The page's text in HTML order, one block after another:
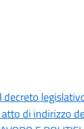
di indirizzo